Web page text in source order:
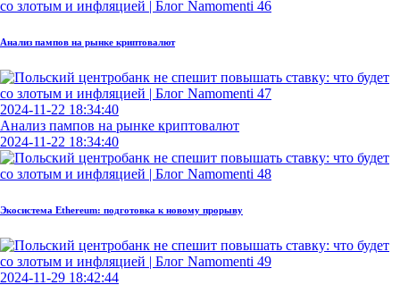
Анализ пампов на рынке криптовалют
2024-11-22 18:34:40
Анализ пампов на рынке криптовалют
2024-11-22 18:34:40
Экосистема Ethereum: подготовка к новому прорыву
2024-11-29 18:42:44